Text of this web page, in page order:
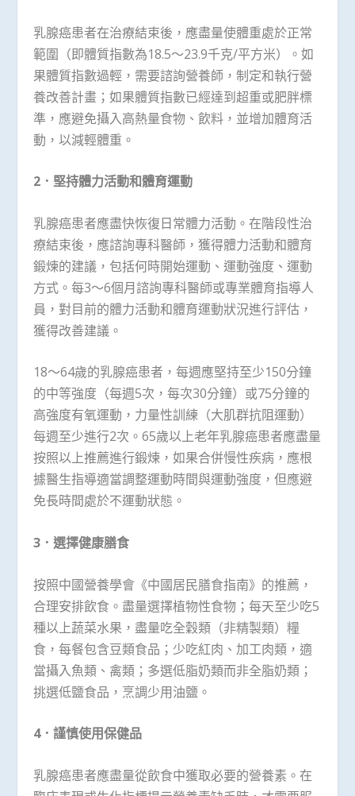
乳腺癌患者在治療結束後，應盡量使體重處於正常
範圍（即體質指數為18.5～23.9千克/平方米）。如
果體質指數過輕，需要諮詢營養師，制定和執行營
養改善計畫；如果體質指數已經達到超重或肥胖標
準，應避免攝入高熱量食物、飲料，並增加體育活
動，以減輕體重。
2 ．堅持體力活動和體育運動
乳腺癌患者應盡快恢復日常體力活動。在階段性治
療結束後，應諮詢專科醫師，獲得體力活動和體育
鍛煉的建議，包括何時開始運動、運動強度、運動
方式。每3～6個月諮詢專科醫師或專業體育指導人
員，對目前的體力活動和體育運動狀況進行評估，
獲得改善建議。
18～64歲的乳腺癌患者，每週應堅持至少150分鐘
的中等強度（每週5次，每次30分鐘）或75分鐘的
高強度有氧運動，力量性訓練（大肌群抗阻運動）
每週至少進行2次。65歲以上老年乳腺癌患者應盡量
按照以上推薦進行鍛煉，如果合併慢性疾病，應根
據醫生指導適當調整運動時間與運動強度，但應避
免長時間處於不運動狀態。
3 ．選擇健康膳食
按照中國營養學會《中國居民膳食指南》的推薦，
合理安排飲食。盡量選擇植物性食物；每天至少吃5
種以上蔬菜水果，盡量吃全穀類（非精製類）糧
食，每餐包含豆類食品；少吃紅肉、加工肉類，適
當攝入魚類、禽類；多選低脂奶類而非全脂奶類；
挑選低鹽食品，烹調少用油鹽。
4．謹慎使用保健品
乳腺癌患者應盡量從飲食中獲取必要的營養素。在